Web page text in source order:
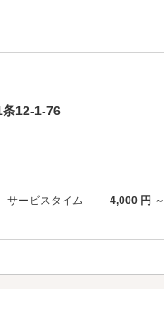
条12-1-76
サービスタイム
4,000 円 ～